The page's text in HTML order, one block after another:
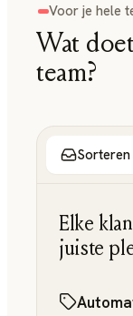
Voor je hele
Wat
team?
Sorteren
Elke
juiste